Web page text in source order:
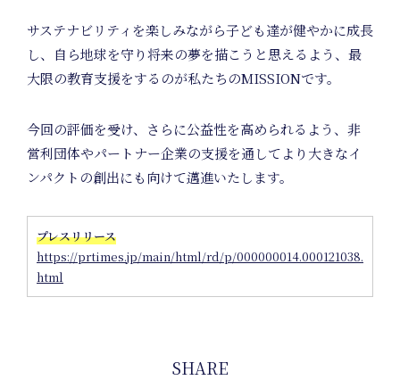
サステナビリティを楽しみながら子ども達が健やかに成長
し、自ら地球を守り将来の夢を描こうと思えるよう、最
大限の教育支援をするのが私たちのMISSIONです。
今回の評価を受け、さらに公益性を高められるよう、非
営利団体やパートナー企業の支援を通してより大きなイ
ンパクトの創出にも向けて邁進いたします。
プレスリリース
https://prtimes.jp/main/html/rd/p/000000014.000121038.
html
SHARE